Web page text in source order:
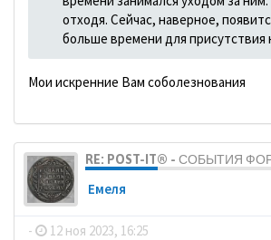
отходя. Сейчас, наверное,
больше времени для присутствия
Мои искренние Вам соболезнования
RE: POST-IT® - СОБЫТИЯ
Емеля
- 12 ноя 2023, 16:25